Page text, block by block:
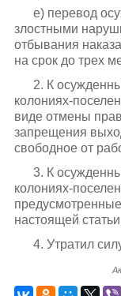
е) перевод
злостными
отбывания
на срок до трех
2. К
колониях-
виде отмены
запрещения
свободное от
3. К
колониях-
настоящей
4. Утратил